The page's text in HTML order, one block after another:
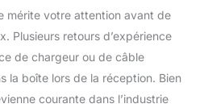
mérite votre attention avant de
Plusieurs retours d’expérience
de chargeur ou de câble
la boîte lors de la réception. Bien
courante dans l’industrie